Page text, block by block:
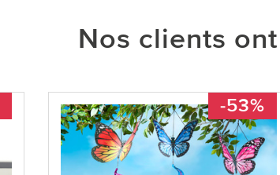
Nos clients
-53%